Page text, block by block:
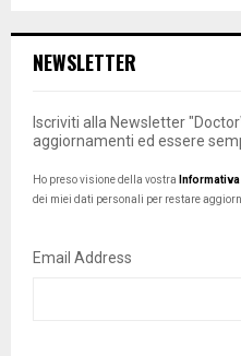
NEWSLETTER
Iscriviti alla Newsletter
aggiornamenti ed essere
Ho preso visione della vostra
dei miei dati personali per restare
Email Address